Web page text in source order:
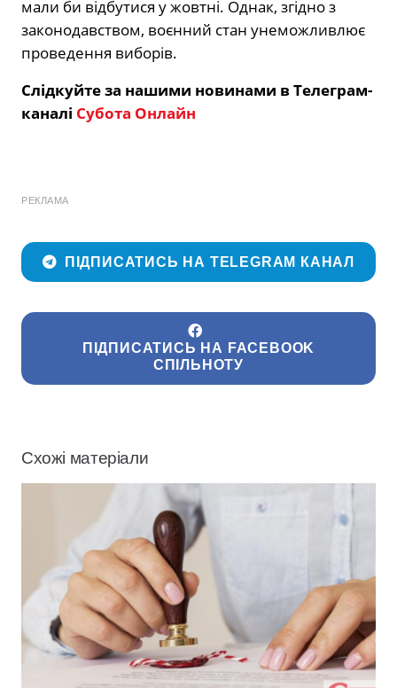
мали би відбутися у жовтні. Однак, згідно з
законодавством, воєнний стан унеможливлює
проведення виборів.
Слідкуйте за нашими новинами в Телеграм-
каналі Субота Онлайн
РЕКЛАМА
ПІДПИСАТИСЬ НА TELEGRAM КАНАЛ
ПІДПИСАТИСЬ НА FACEBOOK
СПІЛЬНОТУ
Схожі матеріали